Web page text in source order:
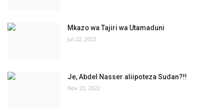
Mkazo wa Tajiri wa Utamaduni
Jul 22, 2023
Je, Abdel Nasser aliipoteza Sudan?!!
Nov 23, 2022